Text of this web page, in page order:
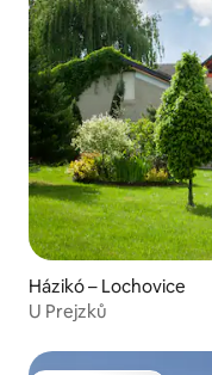
Házikó – Lochovice
U Prejzků